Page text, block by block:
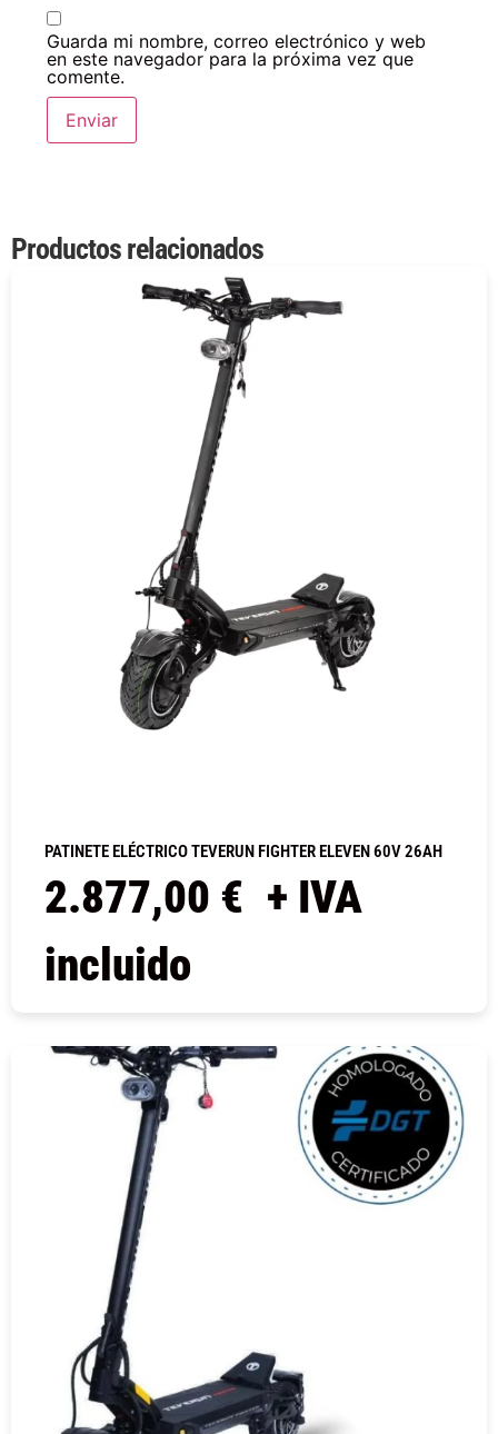
Guarda mi nombre, correo electrónico y web
en este navegador para la próxima vez que
comente.
Productos relacionados
PATINETE ELÉCTRICO TEVERUN FIGHTER ELEVEN 60V 26AH
2.877,00 € + IVA
incluido